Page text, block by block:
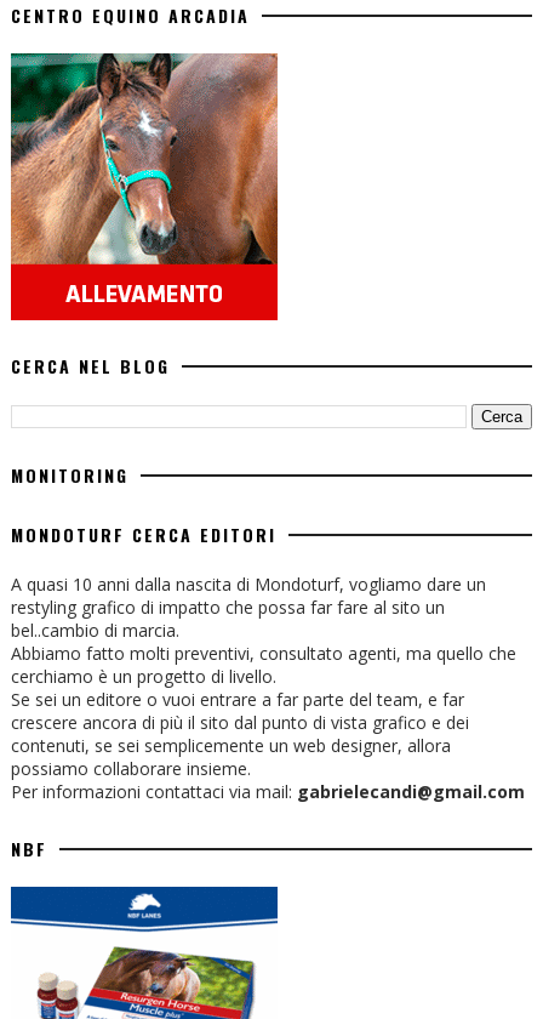
CENTRO EQUINO ARCADIA
CERCA NEL BLOG
MONITORING
MONDOTURF CERCA EDITORI
A quasi 10 anni dalla nascita di Mondoturf, vogliamo dare un
restyling grafico di impatto che possa far fare al sito un
bel..cambio di marcia.
Abbiamo fatto molti preventivi, consultato agenti, ma quello che
cerchiamo è un progetto di livello.
Se sei un editore o vuoi entrare a far parte del team, e far
crescere ancora di più il sito dal punto di vista grafico e dei
contenuti, se sei semplicemente un web designer, allora
possiamo collaborare insieme.
Per informazioni contattaci via mail: gabrielecandi@gmail.com
NBF